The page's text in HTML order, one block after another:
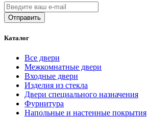
Каталог
Все двери
Межкомнатные двери
Входные двери
Изделия из стекла
Двери специального назначения
Фурнитура
Напольные и настенные покрытия